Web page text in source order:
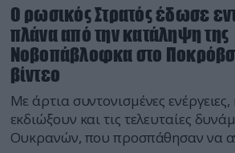
O ρωσικός Στρατός έδωσε
πλάνα από την κατάληψη της
Νοβοπάβλοφκα στο
βίντεο
Με άρτια συντονισμένες
εκδιώξουν και τις τελευταίες
Ουκρανών, που προσπάθησαν να